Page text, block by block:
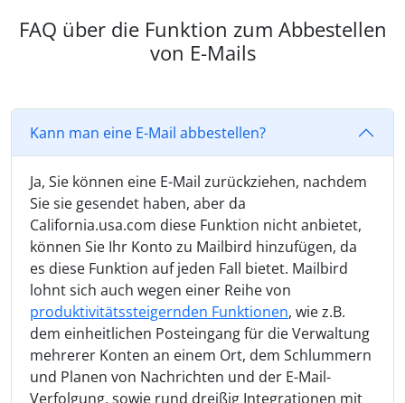
FAQ über die Funktion zum Abbestellen
von E-Mails
Kann man eine E-Mail abbestellen?
Ja, Sie können eine E-Mail zurückziehen, nachdem
Sie sie gesendet haben, aber da
California.usa.com diese Funktion nicht anbietet,
können Sie Ihr Konto zu Mailbird hinzufügen, da
es diese Funktion auf jeden Fall bietet. Mailbird
lohnt sich auch wegen einer Reihe von
produktivitätssteigernden Funktionen, wie z.B.
dem einheitlichen Posteingang für die Verwaltung
mehrerer Konten an einem Ort, dem Schlummern
und Planen von Nachrichten und der E-Mail-
Verfolgung, sowie rund dreißig Integrationen mit